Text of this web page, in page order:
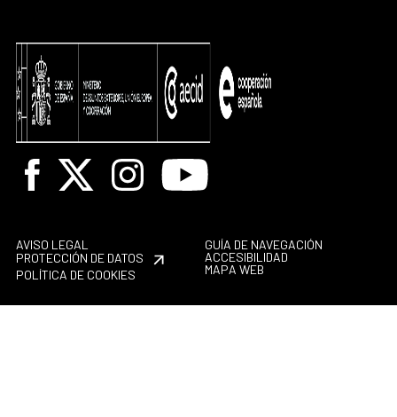
Facebook
X InstagramYoutube
AVISO LEGAL
PROTECCIÓN DE DATOS
POLÍTICA DE COOKIES
GUÍA DE NAVEGACIÓN
ACCESIBILIDAD
MAPA WEB